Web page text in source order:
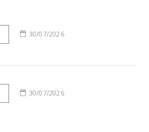
30/07/2026
30/07/2026